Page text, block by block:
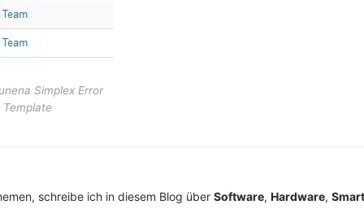
Simplex Error
Template
schreibe ich in diesem Blog über Software, Hardware, Smart